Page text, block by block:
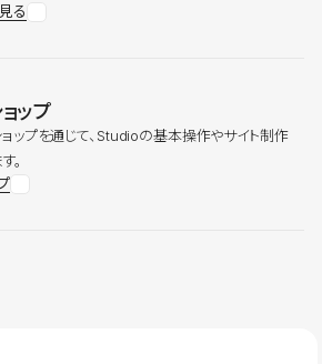
る
ップ
ップを通じて、Studioの基本操作やサイト制作
。